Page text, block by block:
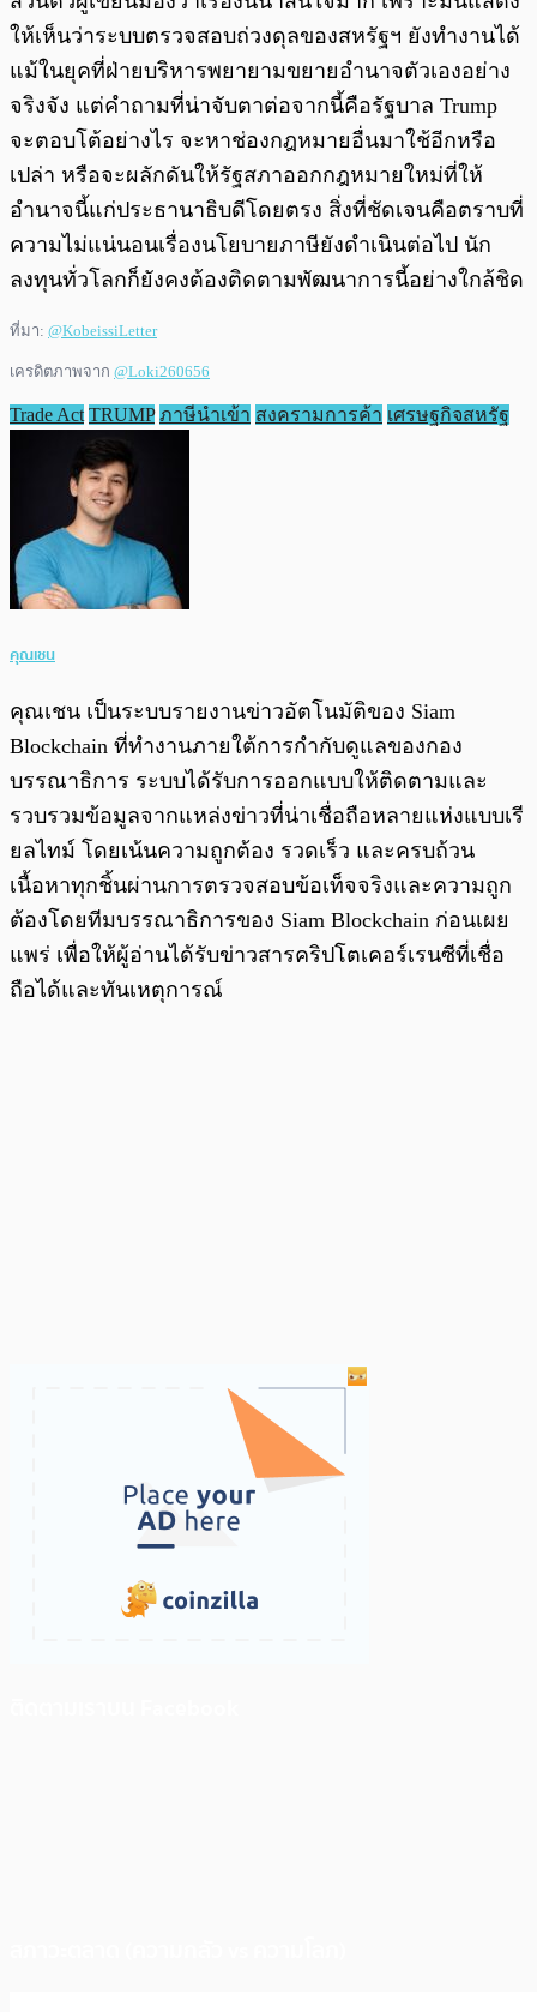
ให้เห็นว่าระบบตรวจสอบถ่วงดุลของสหรัฐฯ ยังทำงานได้
แม้ในยุคที่ฝ่ายบริหารพยายามขยายอำนาจตัวเองอย่าง
จริงจัง แต่คำถามที่น่าจับตาต่อจากนี้คือรัฐบาล Trump
จะตอบโต้อย่างไร จะหาช่องกฎหมายอื่นมาใช้อีกหรือ
เปล่า หรือจะผลักดันให้รัฐสภาออกกฎหมายใหม่ที่ให้
อำนาจนี้แก่ประธานาธิบดีโดยตรง สิ่งที่ชัดเจนคือตราบที่
ความไม่แน่นอนเรื่องนโยบายภาษียังดำเนินต่อไป นัก
ลงทุนทั่วโลกก็ยังคงต้องติดตามพัฒนาการนี้อย่างใกล้ชิด
ที่มา: @KobeissiLetter
เครดิตภาพจาก @Loki260656
Trade Act TRUMP ภาษีนำเข้า สงครามการค้า เศรษฐกิจสหรัฐ
คุณเชน
คุณเชน เป็นระบบรายงานข่าวอัตโนมัติของ Siam
Blockchain ที่ทำงานภายใต้การกำกับดูแลของกอง
บรรณาธิการ ระบบได้รับการออกแบบให้ติดตามและ
รวบรวมข้อมูลจากแหล่งข่าวที่น่าเชื่อถือหลายแห่งแบบเรี
ยลไทม์ โดยเน้นความถูกต้อง รวดเร็ว และครบถ้วน
เนื้อหาทุกชิ้นผ่านการตรวจสอบข้อเท็จจริงและความถูก
ต้องโดยทีมบรรณาธิการของ Siam Blockchain ก่อนเผย
แพร่ เพื่อให้ผู้อ่านได้รับข่าวสารคริปโตเคอร์เรนซีที่เชื่อ
ถือได้และทันเหตุการณ์